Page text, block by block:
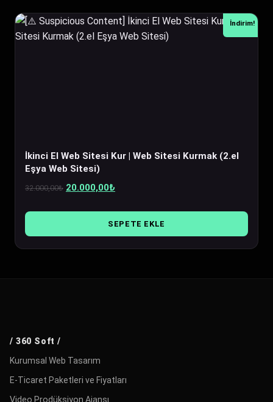
İndirim!
İkinci El Web Sitesi Kur | Web Sitesi Kurmak (2.el
Eşya Web Sitesi)
32.000,00₺ Orijinal
20.000,00₺Şu
SEPETE EKLE
/ 360 Soft /
Kurumsal Web Tasarım
E-Ticaret Paketleri ve Fiyatları
Video Prodüksiyon Ajansı